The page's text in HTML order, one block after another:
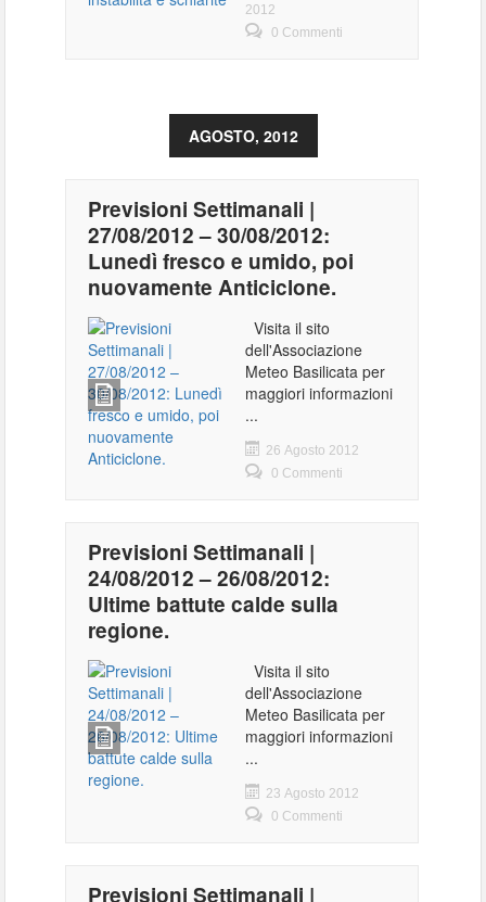
2012
0 Commenti
AGOSTO, 2012
Previsioni Settimanali |
27/08/2012 – 30/08/2012:
Lunedì fresco e umido, poi
nuovamente Anticiclone.
Visita il sito
dell'Associazione
Meteo Basilicata per
maggiori informazioni
...
26 Agosto 2012
0 Commenti
Previsioni Settimanali |
24/08/2012 – 26/08/2012:
Ultime battute calde sulla
regione.
Visita il sito
dell'Associazione
Meteo Basilicata per
maggiori informazioni
...
23 Agosto 2012
0 Commenti
Previsioni Settimanali |